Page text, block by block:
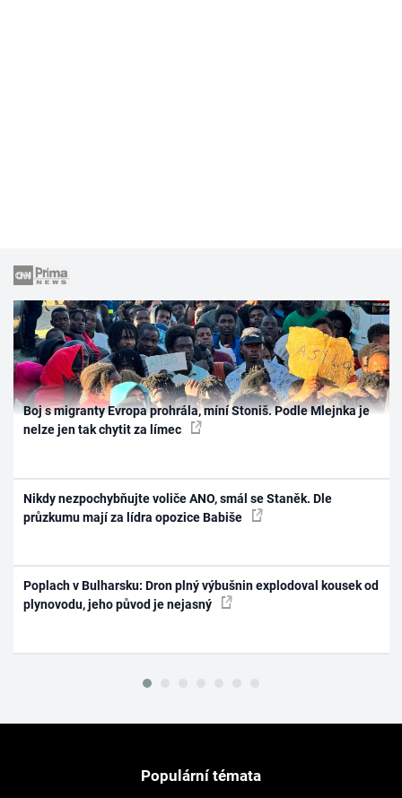
Boj s migranty Evropa prohrála, míní Stoniš. Podle Mlejnka je
nelze jen tak chytit za límec
Nikdy nezpochybňujte voliče ANO, smál se Staněk. Dle
průzkumu mají za lídra opozice Babiše
Poplach v Bulharsku: Dron plný výbušnin explodoval kousek od
plynovodu, jeho původ je nejasný
Populární témata